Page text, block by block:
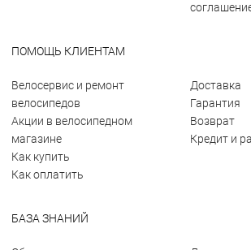
ПОМОЩЬ КЛИЕНТАМ
Велосервис и ремонт
велосипедов
Акции в велосипедном
магазине
Как купить
Как оплатить
Доставка
Гарантия
Возврат
Кредит и
БАЗА ЗНАНИЙ